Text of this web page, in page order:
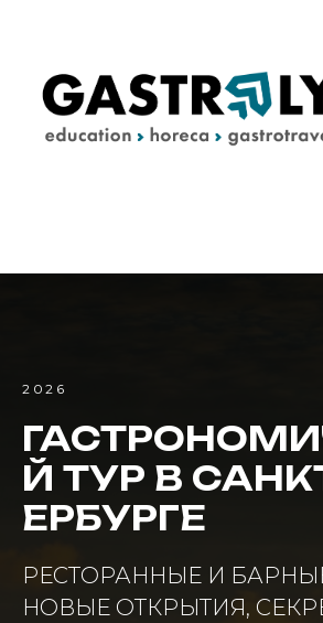
2026
Й ТУР В
ЕРБУРГЕ
РЕСТОРАННЫЕ И
НОВЫЕ ОТКРЫТИЯ,